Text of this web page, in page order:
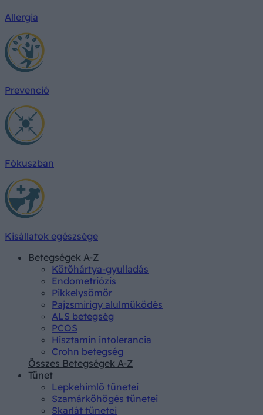
Allergia
Prevenció
Fókuszban
Kisállatok egészsége
Betegségek A-Z
Kötőhártya-gyulladás
Endometriózis
Pikkelysömör
Pajzsmirigy alulműködés
ALS betegség
PCOS
Hisztamin intolerancia
Crohn betegség
Összes Betegségek A-Z
Tünet
Lepkehimlő tünetei
Szamárköhögés tünetei
Skarlát tünetei